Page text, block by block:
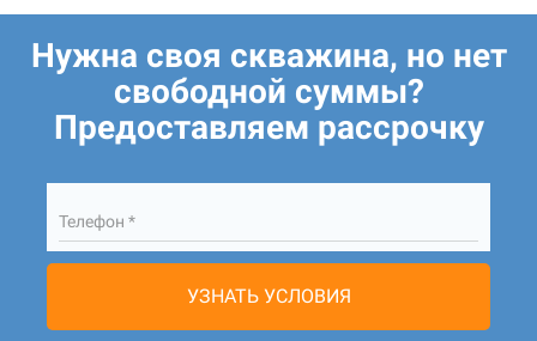
Нужна своя скважина, но нет
свободной суммы?
Предоставляем рассрочку
Телефон *
УЗНАТЬ УСЛОВИЯ